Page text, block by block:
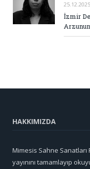
25.12.2025
İzmir
HAKKIMIZDA
Mimesis Sahne Sanatları
yayınını tamamlayıp